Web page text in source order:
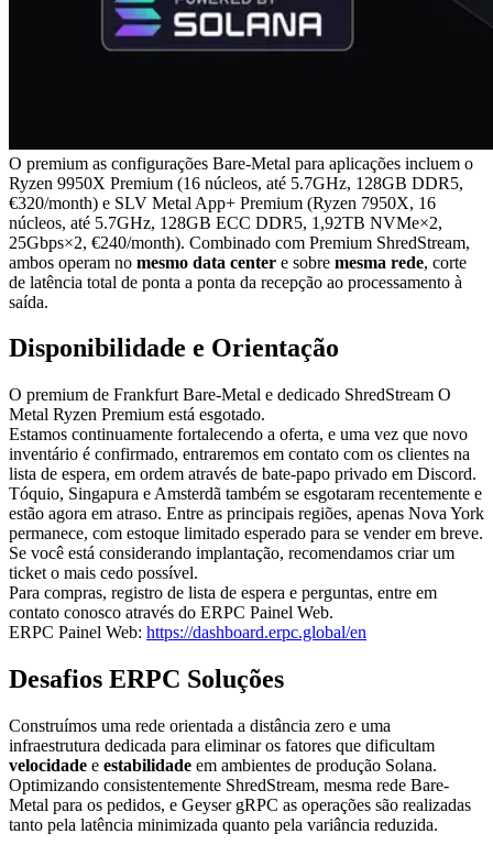
O premium as configurações Bare-Metal para aplicações incluem o
Ryzen 9950X Premium (16 núcleos, até 5.7GHz, 128GB DDR5,
€320/month) e SLV Metal App+ Premium (Ryzen 7950X, 16
núcleos, até 5.7GHz, 128GB ECC DDR5, 1,92TB NVMe×2,
25Gbps×2, €240/month). Combinado com Premium ShredStream,
ambos operam no mesmo data center e sobre mesma rede, corte
de latência total de ponta a ponta da recepção ao processamento à
saída.
Disponibilidade e Orientação
O premium de Frankfurt Bare-Metal e dedicado ShredStream O
Metal Ryzen Premium está esgotado.
Estamos continuamente fortalecendo a oferta, e uma vez que novo
inventário é confirmado, entraremos em contato com os clientes na
lista de espera, em ordem através de bate-papo privado em Discord.
Tóquio, Singapura e Amsterdã também se esgotaram recentemente e
estão agora em atraso. Entre as principais regiões, apenas Nova York
permanece, com estoque limitado esperado para se vender em breve.
Se você está considerando implantação, recomendamos criar um
ticket o mais cedo possível.
Para compras, registro de lista de espera e perguntas, entre em
contato conosco através do ERPC Painel Web.
ERPC Painel Web: https://dashboard.erpc.global/en
Desafios ERPC Soluções
Construímos uma rede orientada a distância zero e uma
infraestrutura dedicada para eliminar os fatores que dificultam
velocidade e estabilidade em ambientes de produção Solana.
Optimizando consistentemente ShredStream, mesma rede Bare-
Metal para os pedidos, e Geyser gRPC as operações são realizadas
tanto pela latência minimizada quanto pela variância reduzida.